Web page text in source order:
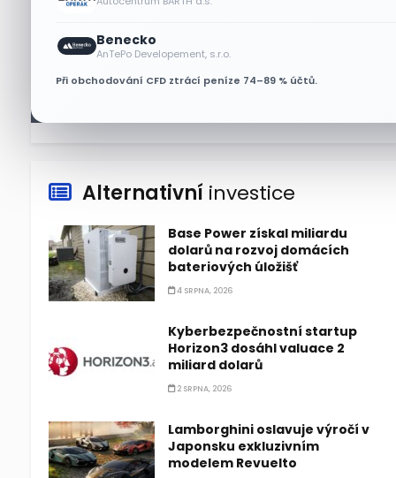
Benecko
AnTePo Developement, s.r.o.
Při obchodování CFD ztrácí peníze 74–89 % účtů.
zdvojnásobilo cenu, z rekordu
Alternativní investice
Base Power získal miliardu
dolarů na rozvoj domácích
bateriových úložišť
4 SRPNA, 2026
Kyberbezpečnostní startup
Horizon3 dosáhl valuace 2
miliard dolarů
2 SRPNA, 2026
Lamborghini oslavuje výročí v
Japonsku exkluzivním
modelem Revuelto